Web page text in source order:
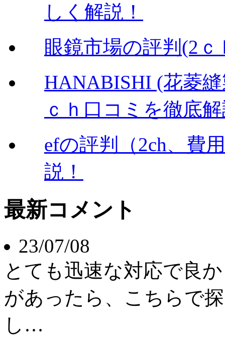
しく解説！
眼鏡市場の評判(2
HANABISHI (花菱
ｃｈ口コミを徹底
efの評判（2ch、費
説！
最新コメント
23/07/08
とても迅速な対応で良
があったら、こちらで
し…